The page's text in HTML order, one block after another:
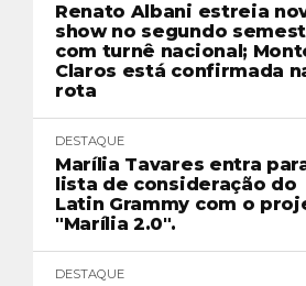
Renato Albani estreia
show no segundo
com turnê nacional;
Claros está confirmada
rota
DESTAQUE
Marília Tavares entra
lista de consideração do
Latin Grammy com o
"Marília 2.0".
DESTAQUE